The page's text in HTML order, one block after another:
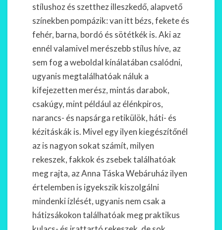
stílushoz és szetthez illeszkedő, alapvető
színekben pompázik: van itt bézs, fekete és
fehér, barna, bordó és sötétkék is. Aki az
ennél valamivel merészebb stílus híve, az
sem fog a weboldal kínálatában csalódni,
ugyanis megtalálhatóak náluk a
kifejezetten merész, mintás darabok,
csakúgy, mint például az élénkpiros,
narancs- és napsárga retikülök, háti- és
kézitáskák is. Mivel egy ilyen kiegészítőnél
az is nagyon sokat számít, milyen
rekeszek, fakkok és zsebek találhatóak
meg rajta, az Anna Táska Webáruház ilyen
értelemben is igyekszik kiszolgálni
mindenki ízlését, ugyanis nem csak a
hátizsákokon találhatóak meg praktikus